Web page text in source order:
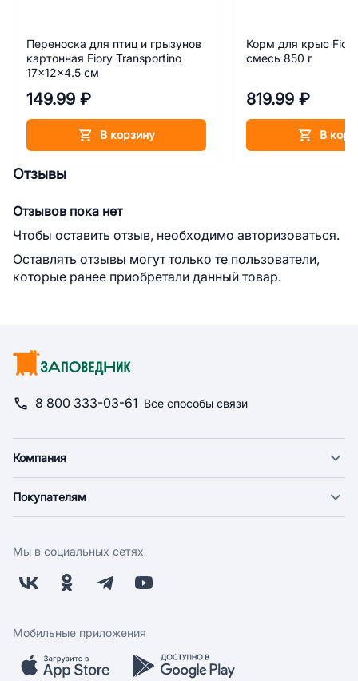
Переноска для птиц и грызунов
картонная Fiory Transportino
17x12x4.5 см
149.99 ₽
В корзину
Корм для крыс
смесь 850 г
819.99 ₽
В
Отзывы
Отзывов пока нет
Чтобы оставить отзыв, необходимо авторизоваться.
Оставлять отзывы могут только те пользователи,
которые ранее приобретали данный товар.
8 800 333-03-61 Все способы связи
Компания
Новости
Поставщикам
Заводчикам
Обратная связь
Покупателям
Оплата
Бонусная программа
Скидки и акции
Мобильное приложение
Мы в социальных сетях
Мобильные приложения